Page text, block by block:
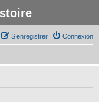
Connexion
S’enregistrer